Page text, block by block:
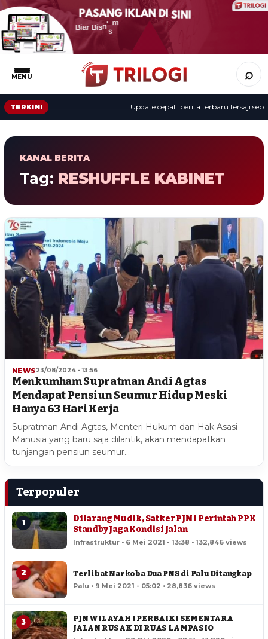
MENU ⌕
TERKINI Update cepat: berita terbaru tersaji
KANAL BERITA
Tag: RESHUFFLE KABINET
NEWS23/08/2024 - 13:56
Menkumham Supratman Andi Agtas
Mendapat Pensiun Seumur Hidup Meski
Hanya 63 Hari Kerja
Supratman Andi Agtas, Menteri Hukum dan Hak Asasi
Manusia yang baru saja dilantik, akan mendapatkan
tunjangan pensiun seumur…
Terpopuler
1
Dilarang Mudik, Satker PJN I Perintah PPK
Standby Jaga Kondisi Jalan
Infrastruktur • 6 Mei 2021 - 13:38 • 132,846 views
2 Terlibat Narkoba Dua PNS di Palu Ditangkap
Palu • 9 Mei 2021 - 05:02 • 28,836 views
3
PJN WILAYAH I PERBAIKI SEMENTARA
JALAN RUSAK DI RUAS LAMPASIO